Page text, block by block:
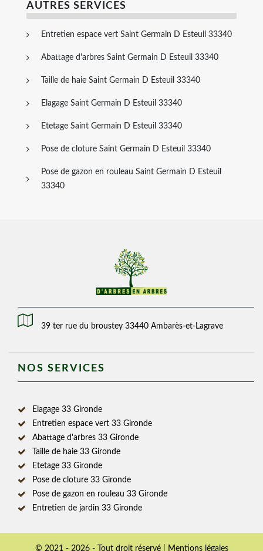
AUTRES SERVICES
Entretien espace vert Saint Germain D Esteuil 33340
Abattage d'arbres Saint Germain D Esteuil 33340
Taille de haie Saint Germain D Esteuil 33340
Elagage Saint Germain D Esteuil 33340
Etetage Saint Germain D Esteuil 33340
Pose de cloture Saint Germain D Esteuil 33340
Pose de gazon en rouleau Saint Germain D Esteuil
33340
39 ter rue du broustey 33440 Ambarès-et-Lagrave
NOS SERVICES
Elagage 33 Gironde
Entretien espace vert 33 Gironde
Abattage d'arbres 33 Gironde
Taille de haie 33 Gironde
Etetage 33 Gironde
Pose de cloture 33 Gironde
Pose de gazon en rouleau 33 Gironde
Entretien de jardin 33 Gironde
© 2021 - 2026 - Tout droit réservé | Mentions légales